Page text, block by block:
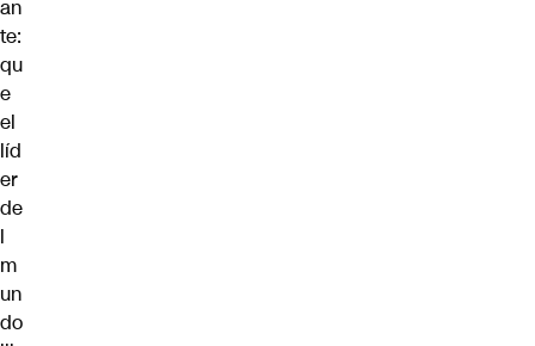
an
te:
qu
e
el
líd
er
de
l
m
un
do